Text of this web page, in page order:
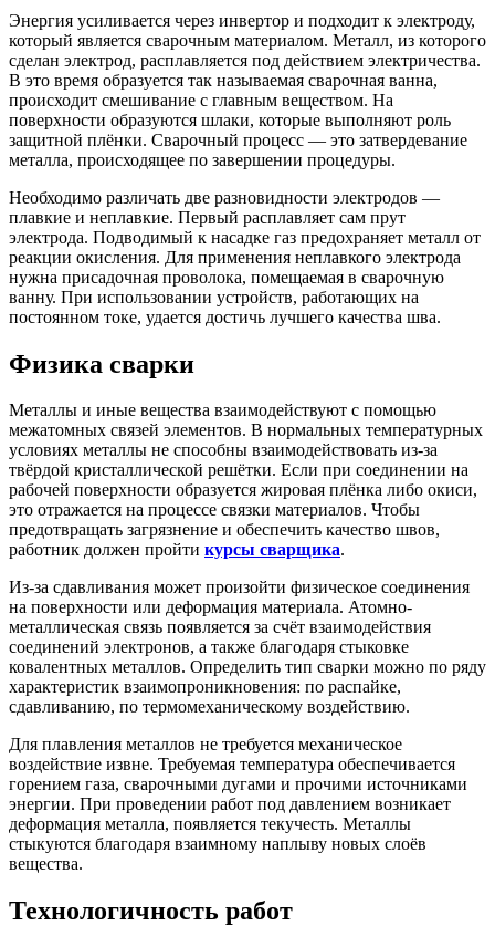
Энергия усиливается через инвертор и подходит к электроду,
который является сварочным материалом. Металл, из которого
сделан электрод, расплавляется под действием электричества.
В это время образуется так называемая сварочная ванна,
происходит смешивание с главным веществом. На
поверхности образуются шлаки, которые выполняют роль
защитной плёнки. Сварочный процесс — это затвердевание
металла, происходящее по завершении процедуры.
Необходимо различать две разновидности электродов —
плавкие и неплавкие. Первый расплавляет сам прут
электрода. Подводимый к насадке газ предохраняет металл от
реакции окисления. Для применения неплавкого электрода
нужна присадочная проволока, помещаемая в сварочную
ванну. При использовании устройств, работающих на
постоянном токе, удается достичь лучшего качества шва.
Физика сварки
Металлы и иные вещества взаимодействуют с помощью
межатомных связей элементов. В нормальных температурных
условиях металлы не способны взаимодействовать из-за
твёрдой кристаллической решётки. Если при соединении на
рабочей поверхности образуется жировая плёнка либо окиси,
это отражается на процессе связки материалов. Чтобы
предотвращать загрязнение и обеспечить качество швов,
работник должен пройти курсы сварщика.
Из-за сдавливания может произойти физическое соединения
на поверхности или деформация материала. Атомно-
металлическая связь появляется за счёт взаимодействия
соединений электронов, а также благодаря стыковке
ковалентных металлов. Определить тип сварки можно по ряду
характеристик взаимопроникновения: по распайке,
сдавливанию, по термомеханическому воздействию.
Для плавления металлов не требуется механическое
воздействие извне. Требуемая температура обеспечивается
горением газа, сварочными дугами и прочими источниками
энергии. При проведении работ под давлением возникает
деформация металла, появляется текучесть. Металлы
стыкуются благодаря взаимному наплыву новых слоёв
вещества.
Технологичность работ